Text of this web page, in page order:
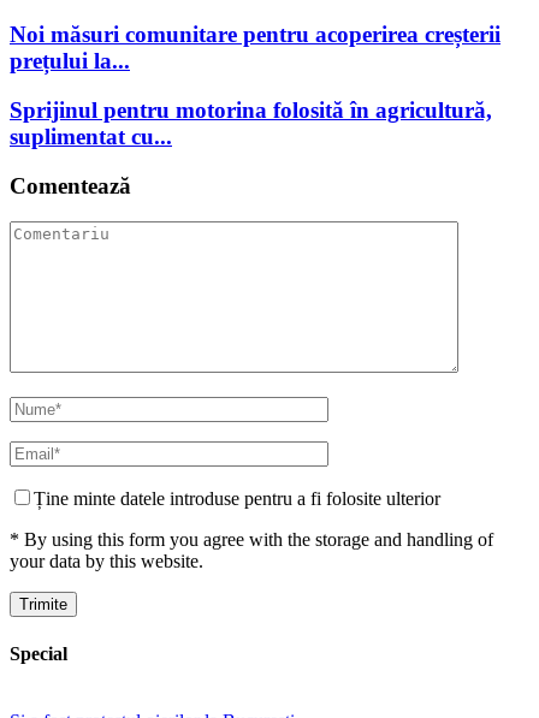
Noi măsuri comunitare pentru acoperirea creșterii
prețului la...
Sprijinul pentru motorina folosită în agricultură,
suplimentat cu...
Comentează
Ține minte datele introduse pentru a fi folosite ulterior
* By using this form you agree with the storage and handling of
your data by this website.
Special